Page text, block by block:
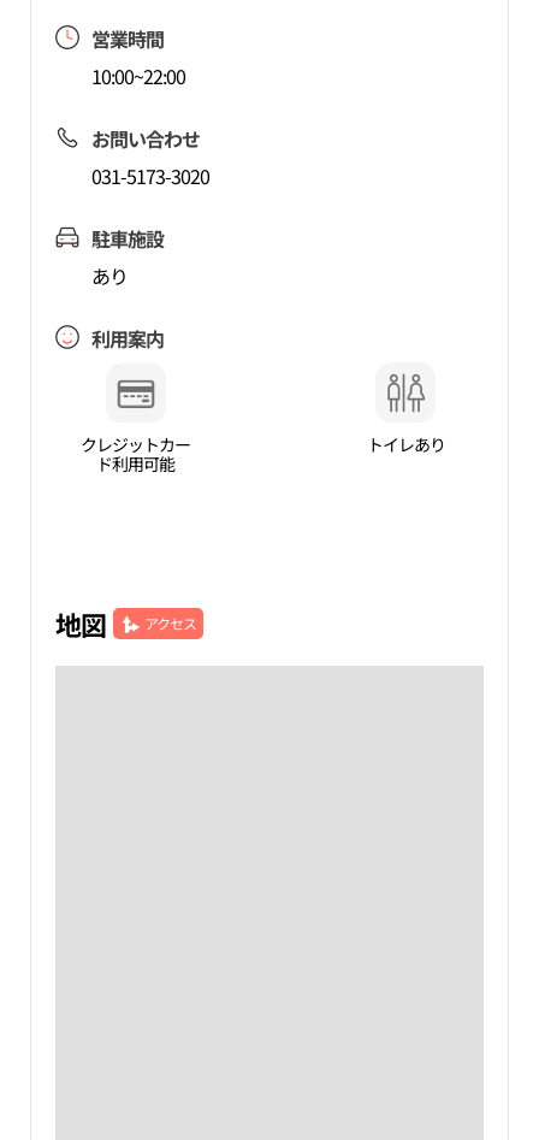
営業時間
10:00~22:00
お問い合わせ
031-5173-3020
駐車施設
あり
利用案内
クレジットカー
ド利用可能
トイレあり
地図 アクセス